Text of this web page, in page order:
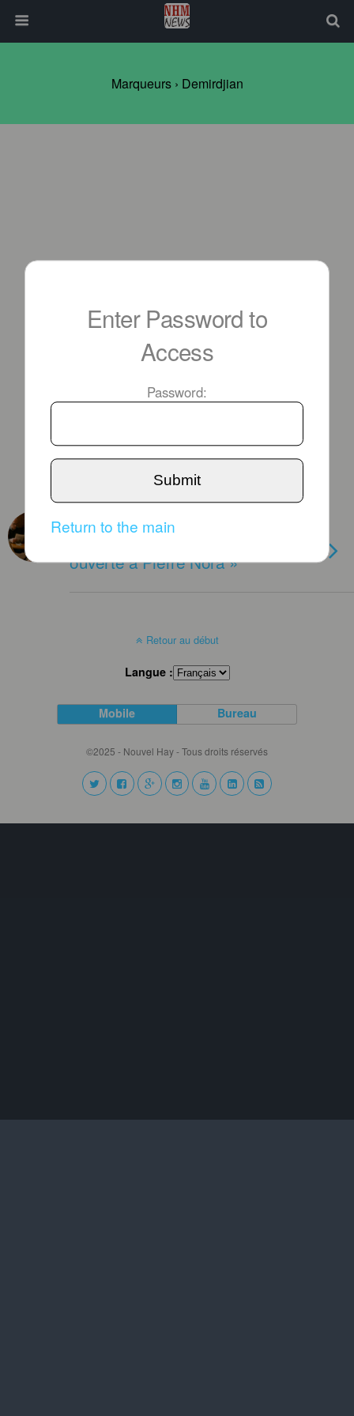
Marqueurs › Demirdjian
« La Mouche du coche, lettre
ouverte à Pierre Nora »
Retour au début
Langue :
Mobile Bureau
©2025 - Nouvel Hay - Tous droits réservés
Enter Password to
Access
Password:
Submit
Return to the main